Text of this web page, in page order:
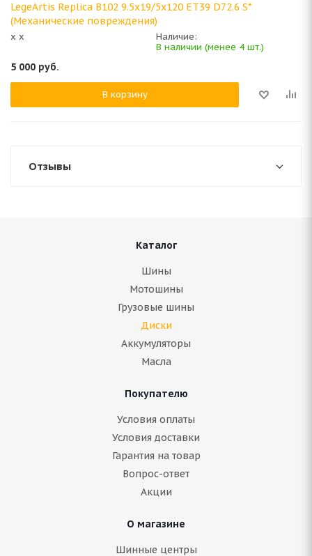
LegeArtis Replica B102 9.5x19/5x120 ET39 D72.6 S*
(Механические повреждения)
x x
Наличие:
В наличии (менее 4 шт.)
5 000 руб.
В корзину
Отзывы
Каталог
Шины
Мотошины
Грузовые шины
Диски
Аккумуляторы
Масла
Покупателю
Условия оплаты
Условия доставки
Гарантия на товар
Вопрос-ответ
Акции
О магазине
Шинные центры